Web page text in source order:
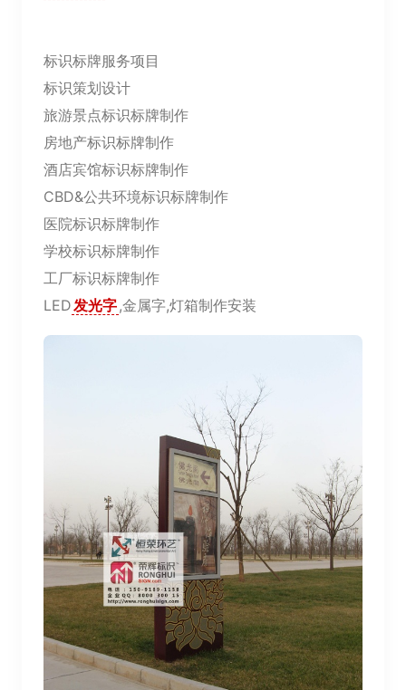
标识标牌服务项目
标识策划设计
旅游景点标识标牌制作
房地产标识标牌制作
酒店宾馆标识标牌制作
CBD&公共环境标识标牌制作
医院标识标牌制作
学校标识标牌制作
工厂标识标牌制作
LED发光字,金属字,灯箱制作安装